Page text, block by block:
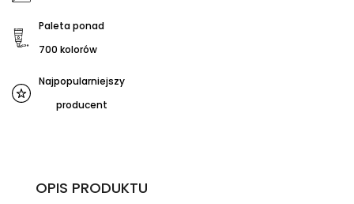
Paleta ponad
700 kolorów
Najpopularniejszy
producent
OPIS PRODUKTU